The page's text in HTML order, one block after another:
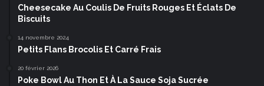
Cheesecake Au Coulis De Fruits Rouges Et Éclats De
Biscuits
14 novembre 2024
Petits Flans Brocolis Et Carré Frais
20 février 2026
Poke Bowl Au Thon Et À La Sauce Soja Sucrée